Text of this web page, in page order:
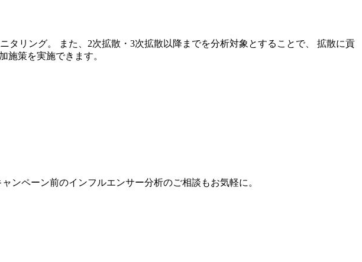
リング。 また、2次拡散・3次拡散以降までを分析対象とすることで、 拡散に貢
施策を実施できます。
ンペーン前のインフルエンサー分析のご相談もお気軽に。